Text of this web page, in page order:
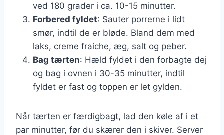
ved 180 grader i ca. 10-15 minutter.
Forbered fyldet: Sauter porrerne i lidt
smør, indtil de er bløde. Bland dem med
laks, creme fraiche, æg, salt og peber.
Bag tærten: Hæld fyldet i den forbagte dej
og bag i ovnen i 30-35 minutter, indtil
fyldet er fast og toppen er let gylden.
Når tærten er færdigbagt, lad den køle af i et
par minutter, før du skærer den i skiver. Server